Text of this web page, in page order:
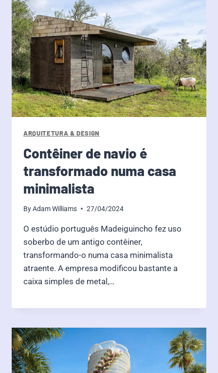
ARQUITETURA & DESIGN
Contêiner de navio é
transformado numa casa
minimalista
ByAdam Williams 27/04/2024
O estúdio português Madeiguincho fez uso
soberbo de um antigo contêiner,
transformando-o numa casa minimalista
atraente. A empresa modificou bastante a
caixa simples de metal,…